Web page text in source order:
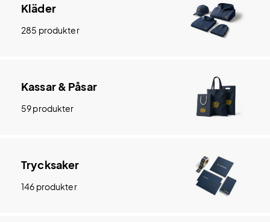
Kläder
285 produkter
Kassar & Påsar
59 produkter
Trycksaker
146 produkter